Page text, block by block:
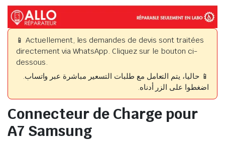
📱 Actuellement, les demandes de devis sont traitées
directement via WhatsApp. Cliquez sur le bouton ci-
dessous.
📱 حاليا، يتم التعامل مع طلبات التسعير مباشرة عبر واتساب.
اضغطوا على الزر أدناه.
Connecteur de Charge pour
A7 Samsung